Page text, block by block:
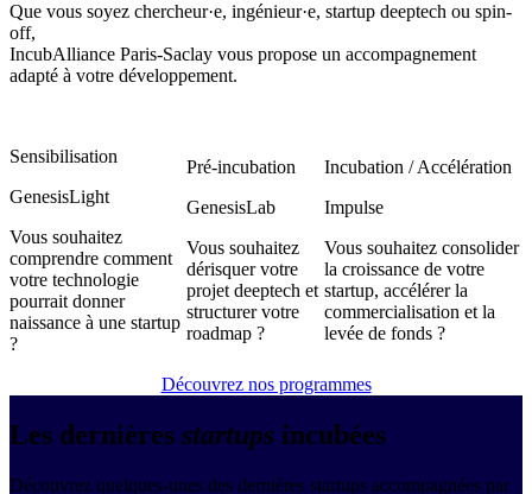
Que vous soyez chercheur·e, ingénieur·e, startup deeptech ou spin-
off,
IncubAlliance Paris-Saclay vous propose un accompagnement
adapté à votre développement.
Sensibilisation
GenesisLight
Vous souhaitez
comprendre comment
votre technologie
pourrait donner
naissance à une startup
?
Pré-incubation
GenesisLab
Vous souhaitez
dérisquer votre
projet deeptech et
structurer votre
roadmap ?
Incubation / Accélération
Impulse
Vous souhaitez consolider
la croissance de votre
startup, accélérer la
commercialisation et la
levée de fonds ?
Découvrez nos programmes
Les dernières startups incubées
Découvrez quelques-unes des dernières startups accompagnées par